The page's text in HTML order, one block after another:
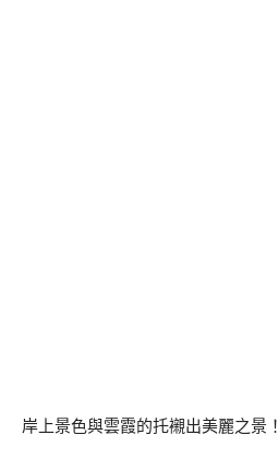
岸上景色與雲霞的托襯出美麗之景！